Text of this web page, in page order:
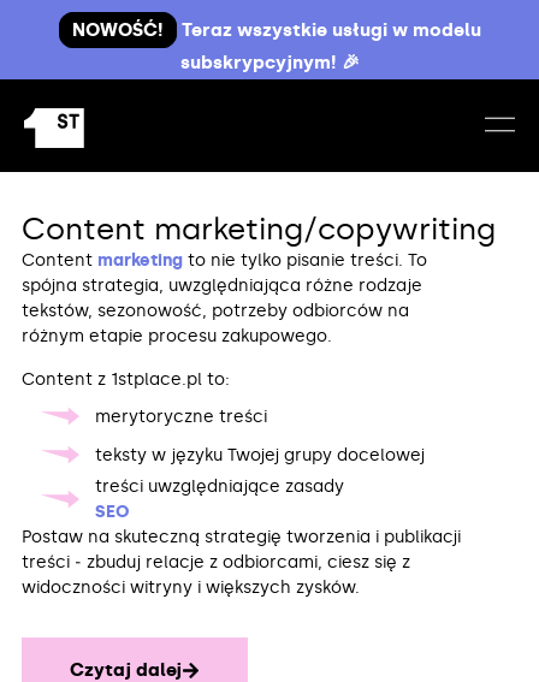
NOWOŚĆ!
Teraz wszystkie usługi w modelu
subskrypcyjnym! 🎉
Content marketing/copywriting
Content marketingto nie tylko pisanie treści. To
spójna strategia, uwzględniająca różne rodzaje
tekstów, sezonowość, potrzeby odbiorców na
różnym etapie procesu zakupowego.
Content z 1stplace.pl to:
merytoryczne treści
teksty w języku Twojej grupy docelowej
treści uwzględniające zasady
SEO
Postaw na skuteczną strategię tworzenia i publikacji
treści ‒ zbuduj relacje z odbiorcami, ciesz się z
widoczności witryny i większych zysków.
Czytaj dalej